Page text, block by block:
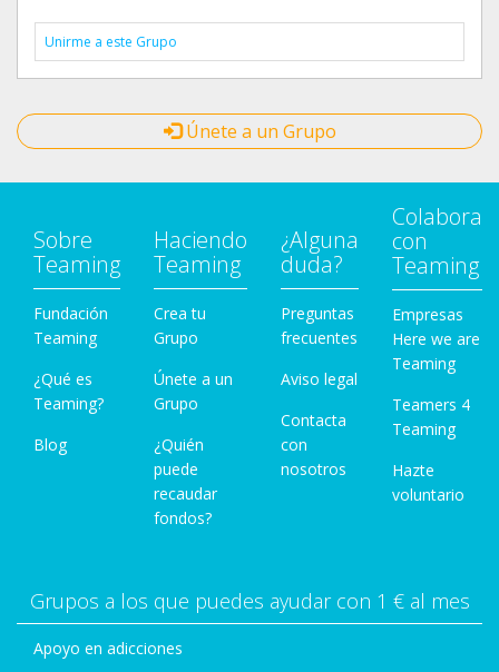
Unirme a este Grupo
Únete a un Grupo
Sobre
Teaming
Fundación
Teaming
¿Qué es
Teaming?
Blog
Haciendo
Teaming
Crea tu
Grupo
Únete a un
Grupo
¿Quién
puede
recaudar
fondos?
¿Alguna
duda?
Preguntas
frecuentes
Aviso legal
Contacta
con
nosotros
Colabora
con
Teaming
Empresas
Here we are
Teaming
Teamers 4
Teaming
Hazte
voluntario
Grupos a los que puedes ayudar con 1 € al mes
Apoyo en adicciones